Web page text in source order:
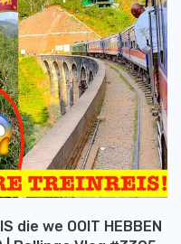
die we OOIT HEBBEN